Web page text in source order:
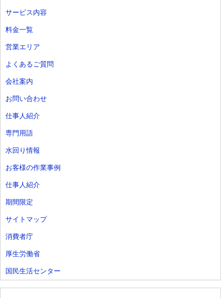
サービス内容
料金一覧
営業エリア
よくあるご質問
会社案内
お問い合わせ
仕事人紹介
専門用語
水回り情報
お客様の作業事例
仕事人紹介
期間限定
サイトマップ
消費者庁
厚生労働省
国民生活センター